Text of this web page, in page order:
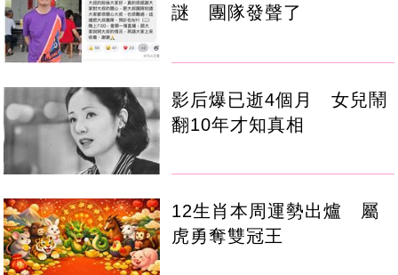
謎 團隊發聲了
影后爆已逝4個月 女兒鬧
翻10年才知真相
12生肖本周運勢出爐 屬
虎勇奪雙冠王